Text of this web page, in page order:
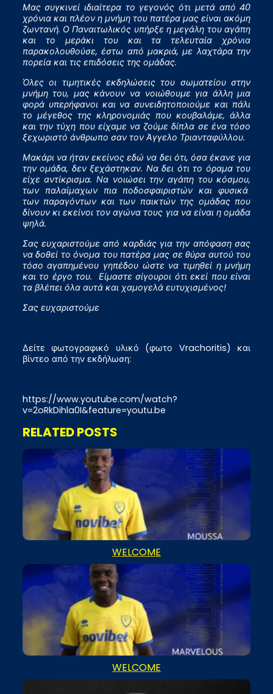
Μας συγκινεί ιδιαίτερα το γεγονός ότι μετά από 40
χρόνια και πλέον η μνήμη του πατέρα μας είναι ακόμη
ζωντανή. Ο Παναιτωλικός υπήρξε η μεγάλη του αγάπη
και το μεράκι του και τα τελευταία χρόνια
παρακολουθούσε, έστω από μακριά, με λαχτάρα την
πορεία και τις επιδόσεις της ομάδας.
Όλες οι τιμητικές εκδηλώσεις του σωματείου στην
μνήμη του, μας κάνουν να νοιώθουμε για άλλη μια
φορά υπερήφανοι και να συνειδητοποιούμε και πάλι
το μέγεθος της κληρονομιάς που κουβαλάμε, άλλα
και την τύχη που είχαμε να ζούμε δίπλα σε ένα τόσο
ξεχωριστό άνθρωπο σαν τον Άγγελο Τριανταφύλλου.
Μακάρι να ήταν εκείνος εδώ να δει ότι, όσα έκανε για
την ομάδα, δεν ξεχάστηκαν. Να δει ότι το όραμα του
είχε αντίκρισμα. Να νοιώσει την αγάπη του κόσμου,
των παλαίμαχων πια ποδοσφαιριστών και φυσικά
των παραγόντων και των παικτών της ομάδας που
δίνουν κι εκείνοι τον αγώνα τους για να είναι η ομάδα
ψηλά.
Σας ευχαριστούμε από καρδιάς για την απόφαση σας
να δοθεί το όνομα του πατέρα μας σε θύρα αυτού του
τόσο αγαπημένου γηπέδου ώστε να τιμηθεί η μνήμη
και το έργο του. Είμαστε σίγουροι ότι εκεί που είναι
τα βλέπει όλα αυτά και χαμογελά ευτυχισμένος!
Σας ευχαριστούμε
Δείτε φωτογραφικό υλικό (φωτο Vrachoritis) και
βίντεο από την εκδήλωση:
https://www.youtube.com/watch?
v=2oRkDihla0I&feature=youtu.be
RELATED POSTS
WELCOME
WELCOME